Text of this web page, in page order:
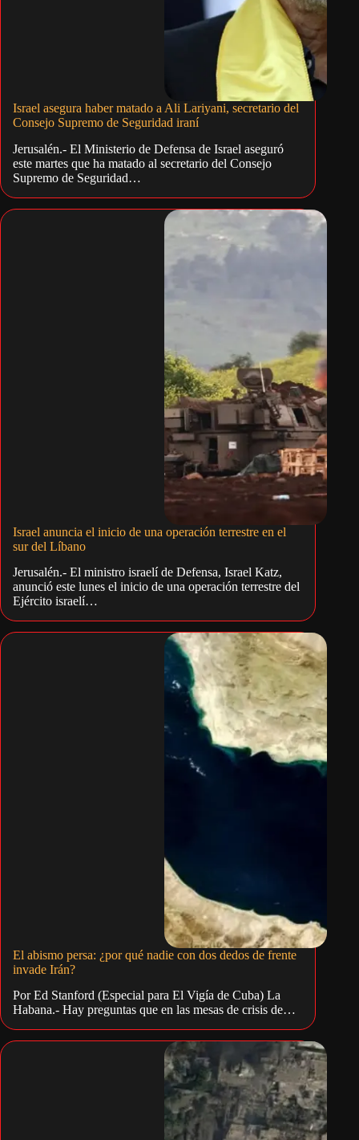
Israel asegura haber matado a Ali Lariyani, secretario del
Consejo Supremo de Seguridad iraní
Jerusalén.- El Ministerio de Defensa de Israel aseguró
este martes que ha matado al secretario del Consejo
Supremo de Seguridad…
Israel anuncia el inicio de una operación terrestre en el
sur del Líbano
Jerusalén.- El ministro israelí de Defensa, Israel Katz,
anunció este lunes el inicio de una operación terrestre del
Ejército israelí…
El abismo persa: ¿por qué nadie con dos dedos de frente
invade Irán?
Por Ed Stanford (Especial para El Vigía de Cuba) La
Habana.- Hay preguntas que en las mesas de crisis de…